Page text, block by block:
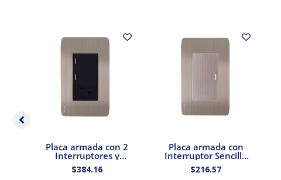
Placa armada con 2
Interruptores y
Contacto Stalo &
Kristalo Leviton
$384.16
Placa armada con
Interruptor Sencillo
Acero Stalo & Kristalo
Leviton
$216.57